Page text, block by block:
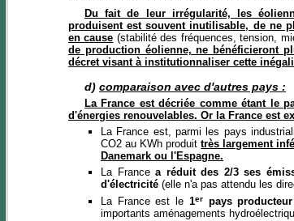
Du fait de leur irrégularité, les
produisent est souvent inutilisable, de ne
en cause (stabilité des fréquences, tension,
de production éolienne, ne bénéficieront
décret visant à institutionnaliser cette
d) comparaison avec d'autres pays :
La France est décriée comme étant le
d'énergies renouvelables. Or la France est
La France est, parmi les pays
CO2 au KWh produittrès largement
Danemark ou l'Espagne.
La Francea réduit des 2/3 ses
d'électricité (elle n'a pas attendu les
La France est le 1erpays producteur
importants aménagements